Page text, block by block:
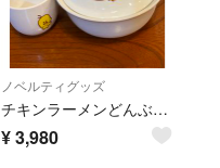
ノベルティグッズ
チキンラーメンどんぶり、マグカップセット
¥3,980